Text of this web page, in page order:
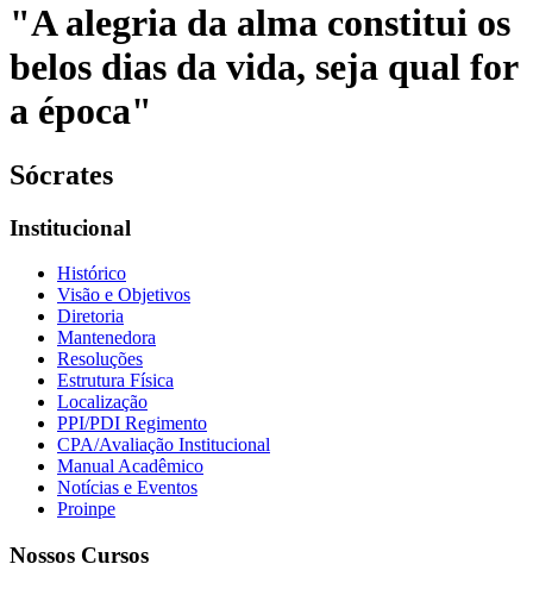
"A alegria da alma constitui os
belos dias da vida, seja qual for
a época"
Sócrates
Institucional
Histórico
Visão e Objetivos
Diretoria
Mantenedora
Resoluções
Estrutura Física
Localização
PPI/PDI Regimento
CPA/Avaliação Institucional
Manual Acadêmico
Notícias e Eventos
Proinpe
Nossos Cursos